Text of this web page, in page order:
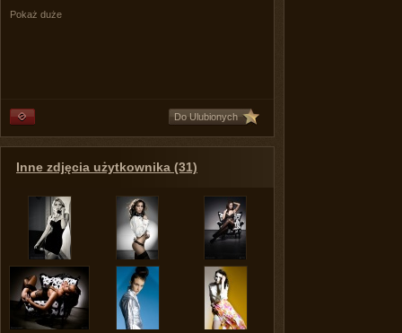
Pokaż duże
Do Ulubionych
Inne zdjęcia użytkownika (31)